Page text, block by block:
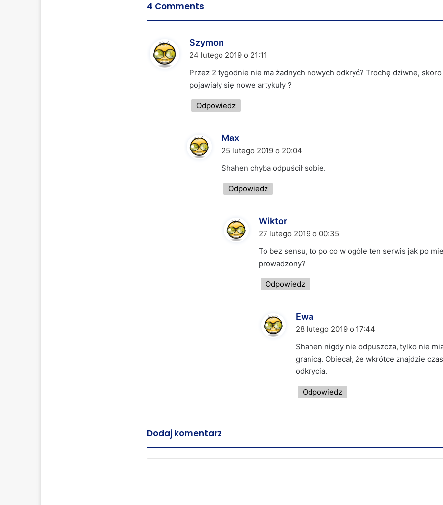
4 Comments
Szymon
i
z
:
24 lutego 2019 o 21:11
Przez 2 tygodnie nie ma żadnych nowych odkryć? Trochę dziwne,
pojawiały się nowe artykuły ?
Odpowiedz
Max
i
e
25 lutego 2019 o 20:04
Shahen chyba odpuścił sobie.
Odpowiedz
Wiktor
i
:
27 lutego 2019 o 00:35
To bez sensu, to po co w ogóle ten serwis jak po
prowadzony?
Odpowiedz
Ewa
i
:
28 lutego 2019 o 17:44
Shahen nigdy nie odpuszcza, tylko nie
granicą. Obiecał, że wkrótce znajdzie
odkrycia.
Odpowiedz
Dodaj komentarz